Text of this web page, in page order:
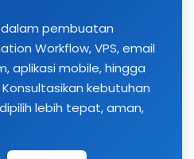
pembuatan
Workflow, VPS, email
aplikasi mobile, hingga
kebutuhan
lebih tepat, aman,